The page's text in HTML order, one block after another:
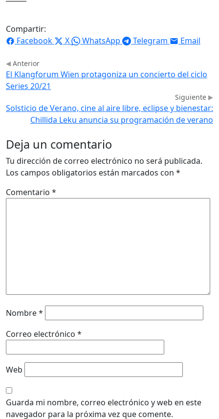
Compartir:
Facebook
X WhatsApp Telegram Email
Anterior
El Klangforum Wien protagoniza un concierto del ciclo
Series 20/21
Siguiente
Solsticio de Verano, cine al aire libre, eclipse y bienestar:
Chillida Leku anuncia su programación de verano
Deja un comentario
Tu dirección de correo electrónico no será publicada.
Los campos obligatorios están marcados con *
Comentario *
Nombre*
Correo electrónico *
Web
Guarda mi nombre, correo electrónico y web en este
navegador para la próxima vez que comente.